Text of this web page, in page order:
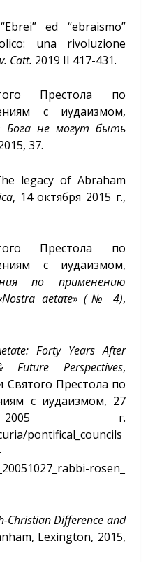
ed “ebraismo”
una rivoluzione
Catt. 2019 II 417-431.
Престола по
с иудаизмом,
Бога не могут быть
37.
legacy of Abraham
, 14 октября 2015 г.,
Престола по
с иудаизмом,
по применению
Nostra aetate» (№ 4),
Forty Years After
Future Perspectives,
Престола по
с иудаизмом, 27
2005 г.
pontifical_councils
rosen_
Christian Difference and
Lexington, 2015,